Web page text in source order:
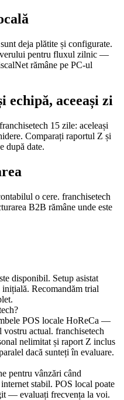
deja plătite și configurate.
pentru fluxul zilnic —
rămâne pe PC-ul
aceeași zi
15 zile: aceleași
Comparați raportul Z și
după date.
o cere. franchisetech
B2B rămâne unde este
disponibil. Setup asistat
Recomandăm trial
POS locale HoReCa —
actual. franchisetech
nelimitat și raport Z inclus
dacă sunteți în evaluare.
pentru vânzări când
stabil. POS local poate
— evaluați frecvența la voi.